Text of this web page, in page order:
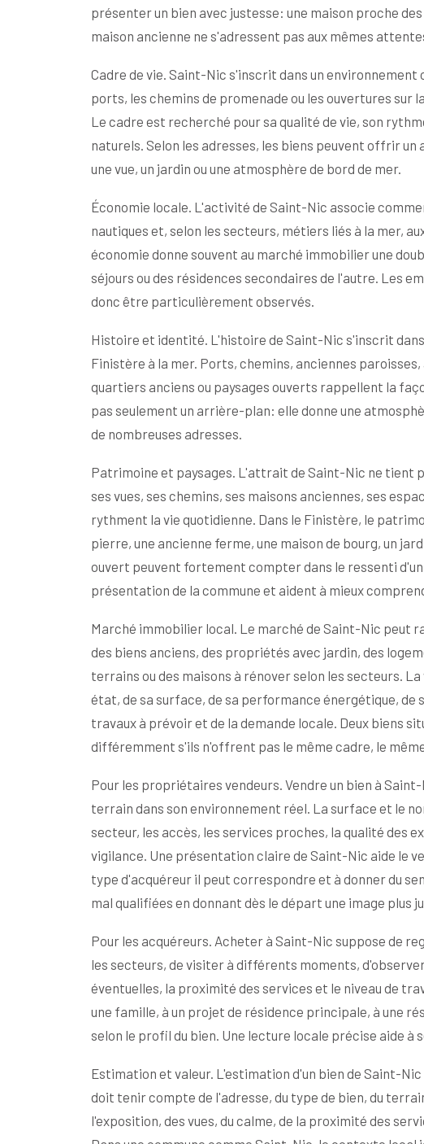
présenter un bien avec justesse: une maison proche
maison ancienne ne s'adressent pas aux mêmes
Cadre de vie. Saint-Nic s'inscrit dans un
ports, les chemins de promenade ou les ouvertures
Le cadre est recherché pour sa qualité de vie, son
naturels. Selon les adresses, les biens peuvent offrir
une vue, un jardin ou une atmosphère de bord de mer.
Économie locale. L'activité de Saint-Nic associe
nautiques et, selon les secteurs, métiers liés à la mer,
économie donne souvent au marché immobilier une
séjours ou des résidences secondaires de l'autre. Les
donc être particulièrement observés.
Histoire et identité. L'histoire de Saint-Nic s'inscrit
Finistère à la mer. Ports, chemins, anciennes
quartiers anciens ou paysages ouverts rappellent la
pas seulement un arrière-plan: elle donne une
de nombreuses adresses.
Patrimoine et paysages. L'attrait de Saint-Nic ne tient
ses vues, ses chemins, ses maisons anciennes, ses
rythment la vie quotidienne. Dans le Finistère, le
pierre, une ancienne ferme, une maison de bourg, un
ouvert peuvent fortement compter dans le ressenti
présentation de la commune et aident à mieux
Marché immobilier local. Le marché de Saint-Nic peut
des biens anciens, des propriétés avec jardin, des
terrains ou des maisons à rénover selon les secteurs.
état, de sa surface, de sa performance énergétique,
travaux à prévoir et de la demande locale. Deux biens
différemment s'ils n'offrent pas le même cadre, le
Pour les propriétaires vendeurs. Vendre un bien à
terrain dans son environnement réel. La surface et le
secteur, les accès, les services proches, la qualité des
vigilance. Une présentation claire de Saint-Nic aide le
type d'acquéreur il peut correspondre et à donner du
mal qualifiées en donnant dès le départ une image plus
Pour les acquéreurs. Acheter à Saint-Nic suppose de
les secteurs, de visiter à différents moments,
éventuelles, la proximité des services et le niveau de
une famille, à un projet de résidence principale, à une
selon le profil du bien. Une lecture locale précise aide à
Estimation et valeur. L'estimation d'un bien de Saint-
doit tenir compte de l'adresse, du type de bien, du
l'exposition, des vues, du calme, de la proximité des